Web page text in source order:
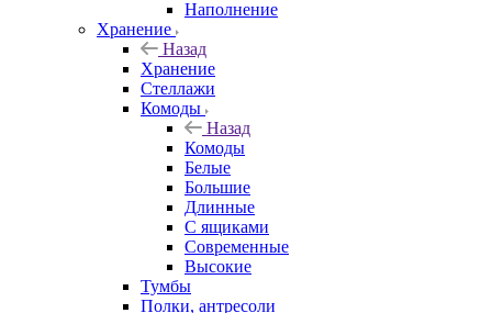
Наполнение
Хранение
Назад
Хранение
Стеллажи
Комоды
Назад
Комоды
Белые
Большие
Длинные
С ящиками
Современные
Высокие
Тумбы
Полки, антресоли